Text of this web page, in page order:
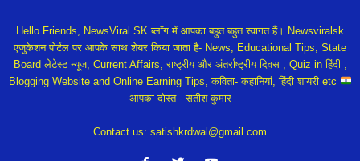
Hello Friends, NewsViral SK ब्लॉग में आपका बहुत बहुत स्वागत हैं। Newsviralsk
एजुकेशन पोर्टल पर आपके साथ शेयर किया जाता है- News, Educational Tips, State
Board लेटेस्ट न्यूज, Current Affairs, राष्ट्रीय और अंतर्राष्ट्रीय दिवस , Quiz in हिंदी ,
Blogging Website and Online Earning Tips, कविता- कहानियां, हिंदी शायरी etc
आपका दोस्त-- सतीश कुमार
Contact us: satishkrdwal@gmail.com